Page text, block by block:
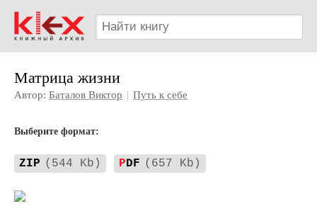
Матрица жизни
Автор: Баталов Виктор | Путь к себе
Выберите формат:
ZIP (544 Kb) PDF (657 Kb)